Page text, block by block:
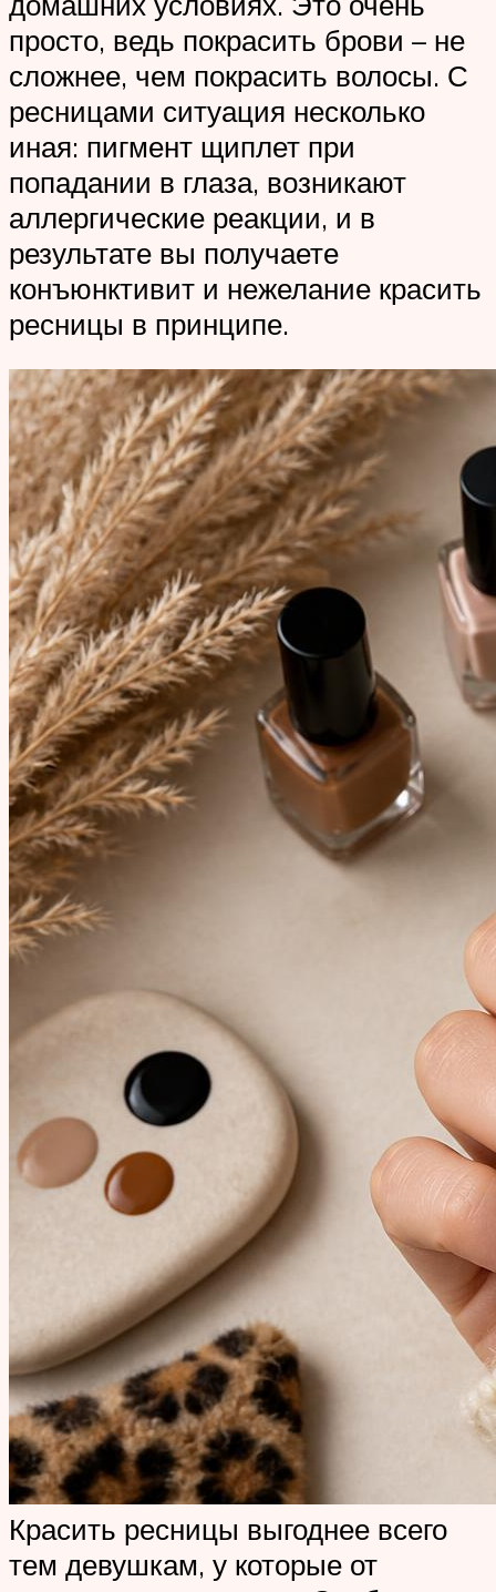
просто, ведь покрасить брови – не
сложнее, чем покрасить волосы. С
ресницами ситуация несколько
иная: пигмент щиплет при
попадании в глаза, возникают
аллергические реакции, и в
результате вы получаете
конъюнктивит и нежелание красить
ресницы в принципе.
Красить ресницы выгоднее всего
тем девушкам, у которые от